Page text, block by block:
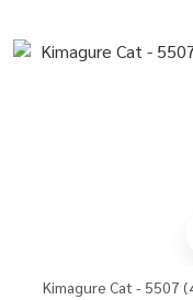
Kimagure Cat - 5507